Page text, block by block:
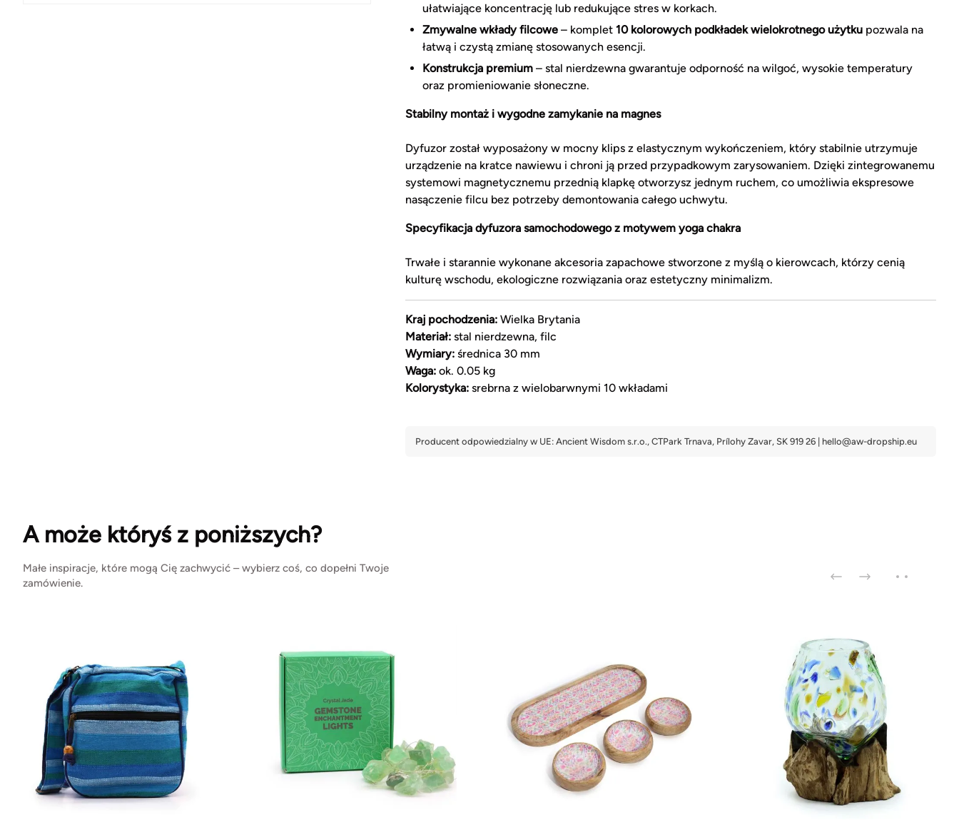
ułatwiające koncentrację lub redukujące stres w korkach.
Zmywalne wkłady filcowe – komplet 10 kolorowych podkładek wielokrotnego użytku pozwala na
łatwą i czystą zmianę stosowanych esencji.
Konstrukcja premium – stal nierdzewna gwarantuje odporność na wilgoć, wysokie temperatury
oraz promieniowanie słoneczne.
Stabilny montaż i wygodne zamykanie na magnes
Dyfuzor został wyposażony w mocny klips z elastycznym wykończeniem, który stabilnie utrzymuje
urządzenie na kratce nawiewu i chroni ją przed przypadkowym zarysowaniem. Dzięki zintegrowanemu
systemowi magnetycznemu przednią klapkę otworzysz jednym ruchem, co umożliwia ekspresowe
nasączenie filcu bez potrzeby demontowania całego uchwytu.
Specyfikacja dyfuzora samochodowego z motywem yoga chakra
Trwałe i starannie wykonane akcesoria zapachowe stworzone z myślą o kierowcach, którzy cenią
kulturę wschodu, ekologiczne rozwiązania oraz estetyczny minimalizm.
Kraj pochodzenia: Wielka Brytania
Materiał: stal nierdzewna, filc
Wymiary: średnica 30 mm
Waga: ok. 0.05 kg
Kolorystyka: srebrna z wielobarwnymi 10 wkładami
A może któryś z poniższych?
Małe inspiracje, które mogą Cię zachwycić – wybierz coś, co dopełni Twoje
zamówienie.